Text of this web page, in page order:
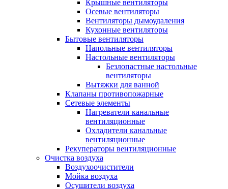
Крышные вентиляторы
Осевые вентиляторы
Вентиляторы дымоудаления
Кухонные вентиляторы
Бытовые вентиляторы
Напольные вентиляторы
Настольные вентиляторы
Безлопастные настольные
вентиляторы
Вытяжки для ванной
Клапаны противопожарные
Сетевые элементы
Нагреватели канальные
вентиляционные
Охладители канальные
вентиляционные
Рекуператоры вентиляционные
Очистка воздуха
Воздухоочистители
Мойка воздуха
Осушители воздуха